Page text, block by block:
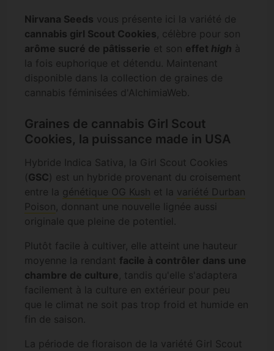
Nirvana Seeds vous présente ici la variété de
cannabis girl Scout Cookies, célèbre pour son
arôme sucré de pâtisserie et son effet high à
la fois euphorique et détendu. Maintenant
disponible dans la collection de graines de
cannabis féminisées d'AlchimiaWeb.
Graines de cannabis Girl Scout
Cookies, la puissance made in USA
Hybride Indica Sativa, la Girl Scout Cookies
( GSC) est un hybride provenant du croisement
entre la génétique OG Kush et la variété Durban
Poison, donnant une nouvelle lignée aussi
originale que pleine de potentiel.
Plutôt facile à cultiver, elle atteint une hauteur
moyenne la rendant facile à contrôler dans une
chambre de culture, tandis qu'elle s'adaptera
facilement à la culture en extérieur pour peu
que le climat ne soit pas trop froid et humide en
fin de saison.
La période de floraison de la variété Girl Scout